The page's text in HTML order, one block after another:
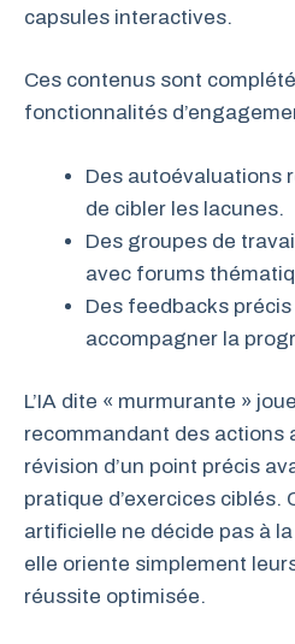
capsules interactives.
Ces contenus sont
fonctionnalités
Des autoévaluations
de cibler les lacunes.
Des groupes de
avec forums
Des feedbacks
accompagner la
L’IA dite « murmurante »
recommandant des actions
révision d’un point précis
pratique d’exercices ciblés.
artificielle ne décide pas à
elle oriente simplement
réussite optimisée.